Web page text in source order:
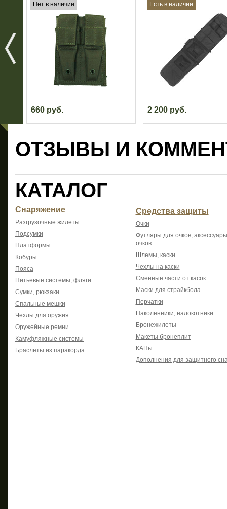
Нет в наличии
660 руб.
Есть в наличии
2 200 руб.
ОТЗЫВЫ И
КАТАЛОГ
Снаряжение
Разгрузочные жилеты
Подсумки
Платформы
Кобуры
Пояса
Питьевые системы, фляги
Сумки, рюкзаки
Спальные мешки
Чехлы для оружия
Оружейные ремни
Камуфляжные системы
Браслеты из паракорда
Средства защиты
Очки
Футляры для очков,
очков
Шлемы, каски
Чехлы на каски
Сменные части от касок
Маски для страйкбола
Перчатки
Наколенники, налокотники
Бронежилеты
Макеты бронеплит
КАПы
Дополнения для защитного